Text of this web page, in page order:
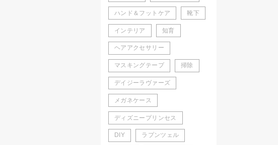
ハンド＆フットケア 靴下
インテリア 知育
ヘアアクセサリー
マスキングテープ 掃除
デイジーラヴァーズ
メガネケース
ディズニープリンセス
DIY ラプンツェル